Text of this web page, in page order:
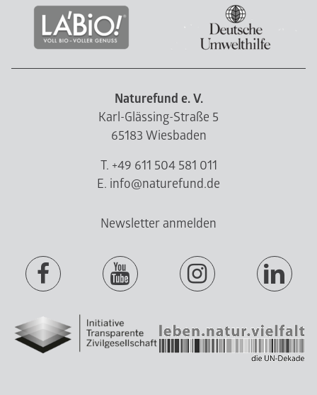
Naturefund e. V.
Karl-Glässing-Straße 5
65183 Wiesbaden
T. +49 611 504 581 011
E. info@naturefund.de
Newsletter anmelden